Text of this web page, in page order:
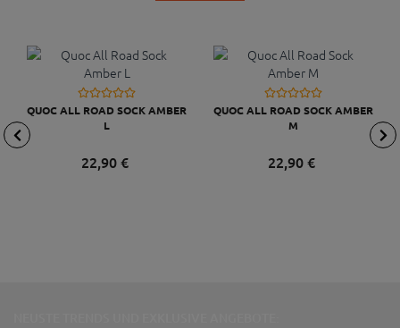
QUOC ALL ROAD SOCK AMBER
L
22,90 €
QUOC ALL ROAD SOCK AMBER
M
22,90 €